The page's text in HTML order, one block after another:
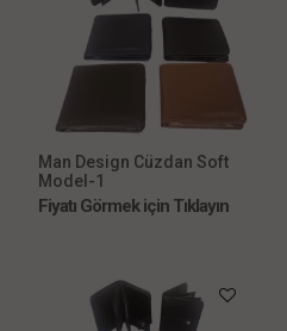
Man Design Cüzdan Soft
Model-1
Fiyatı Görmek için Tıklayın